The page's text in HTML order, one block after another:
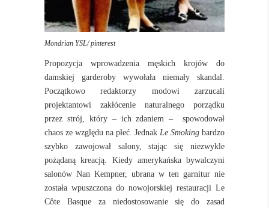
Mondrian YSL/ pinterest
Propozycja wprowadzenia męskich krojów do
damskiej garderoby wywołała niemały skandal.
Początkowo redaktorzy modowi zarzucali
projektantowi zakłócenie naturalnego porządku
przez strój, który – ich zdaniem – spowodował
chaos ze względu na płeć. Jednak Le Smoking bardzo
szybko zawojował salony, stając się niezwykle
pożądaną kreacją. Kiedy amerykańska bywalczyni
salonów Nan Kempner, ubrana w ten garnitur nie
została wpuszczona do nowojorskiej restauracji Le
Côte Basque za niedostosowanie się do zasad